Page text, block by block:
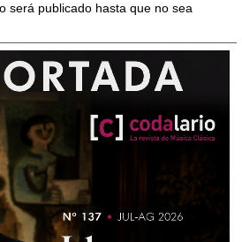
será publicado hasta que no sea